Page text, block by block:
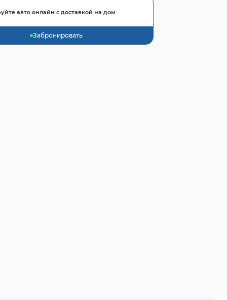
авто онлайн с доставкой на дом
Забронировать